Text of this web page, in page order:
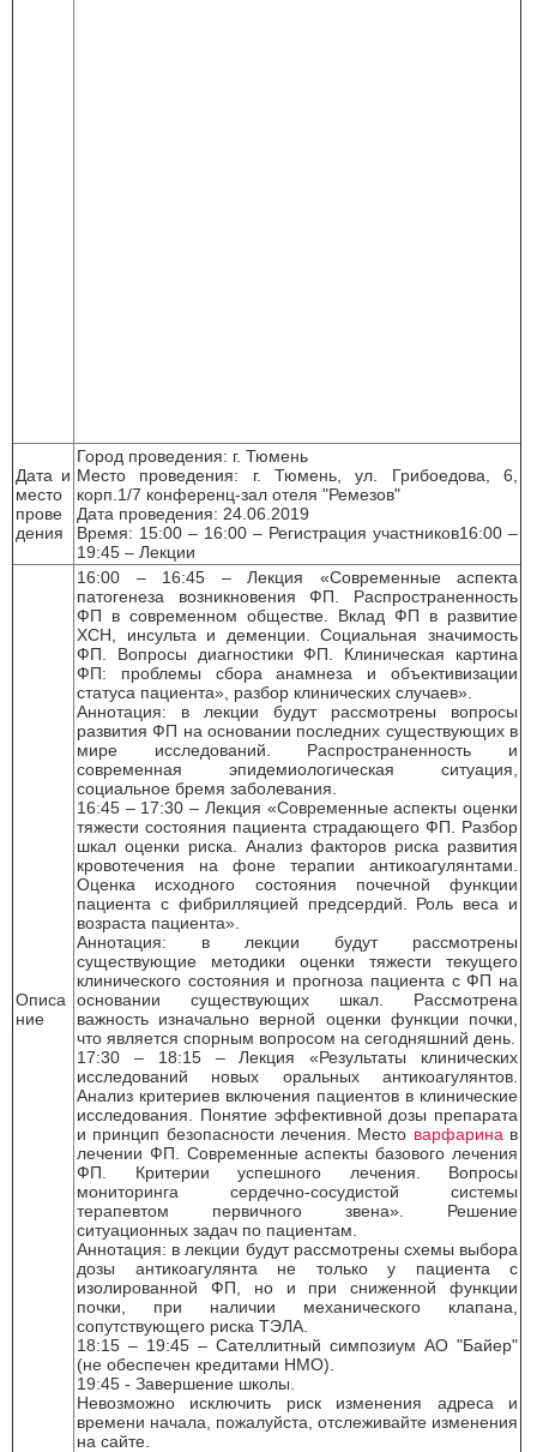
Дата и
место
прове
дения
Город проведения: г. Тюмень
Место проведения: г. Тюмень, ул. Грибоедова, 6,
корп.1/7 конференц-зал отеля "Ремезов"
Дата проведения: 24.06.2019
Время: 15:00 – 16:00 – Регистрация участников16:00 –
19:45 – Лекции
Описа
ние
16:00 – 16:45 – Лекция «Современные аспекта
патогенеза возникновения ФП. Распространенность
ФП в современном обществе. Вклад ФП в развитие
ХСН, инсульта и деменции. Социальная значимость
ФП. Вопросы диагностики ФП. Клиническая картина
ФП: проблемы сбора анамнеза и объективизации
статуса пациента», разбор клинических случаев».
Аннотация: в лекции будут рассмотрены вопросы
развития ФП на основании последних существующих в
мире исследований. Распространенность и
современная эпидемиологическая ситуация,
социальное бремя заболевания.
16:45 – 17:30 – Лекция «Современные аспекты оценки
тяжести состояния пациента страдающего ФП. Разбор
шкал оценки риска. Анализ факторов риска развития
кровотечения на фоне терапии антикоагулянтами.
Оценка исходного состояния почечной функции
пациента с фибрилляцией предсердий. Роль веса и
возраста пациента».
Аннотация: в лекции будут рассмотрены
существующие методики оценки тяжести текущего
клинического состояния и прогноза пациента с ФП на
основании существующих шкал. Рассмотрена
важность изначально верной оценки функции почки,
что является спорным вопросом на сегодняшний день.
17:30 – 18:15 – Лекция «Результаты клинических
исследований новых оральных антикоагулянтов.
Анализ критериев включения пациентов в клинические
исследования. Понятие эффективной дозы препарата
и принцип безопасности лечения. Место варфарина в
лечении ФП. Современные аспекты базового лечения
ФП. Критерии успешного лечения. Вопросы
мониторинга сердечно-сосудистой системы
терапевтом первичного звена». Решение
ситуационных задач по пациентам.
Аннотация: в лекции будут рассмотрены схемы выбора
дозы антикоагулянта не только у пациента с
изолированной ФП, но и при сниженной функции
почки, при наличии механического клапана,
сопутствующего риска ТЭЛА.
18:15 – 19:45 – Сателлитный симпозиум АО "Байер"
(не обеспечен кредитами НМО).
19:45 - Завершение школы.
Невозможно исключить риск изменения адреса и
времени начала, пожалуйста, отслеживайте изменения
на сайте.